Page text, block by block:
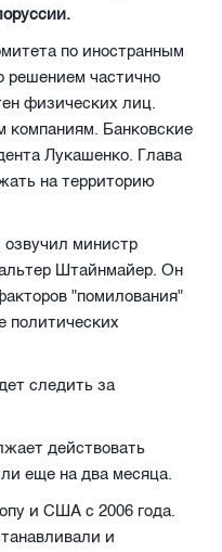
по иностранным
решением частично
физических лиц.
Банковские
Лукашенко. Глава
на территорию
министр
Штайнмайер. Он
"помилования"
политических
следить за
действовать
еще на два месяца.
и США с 2006 года.
и